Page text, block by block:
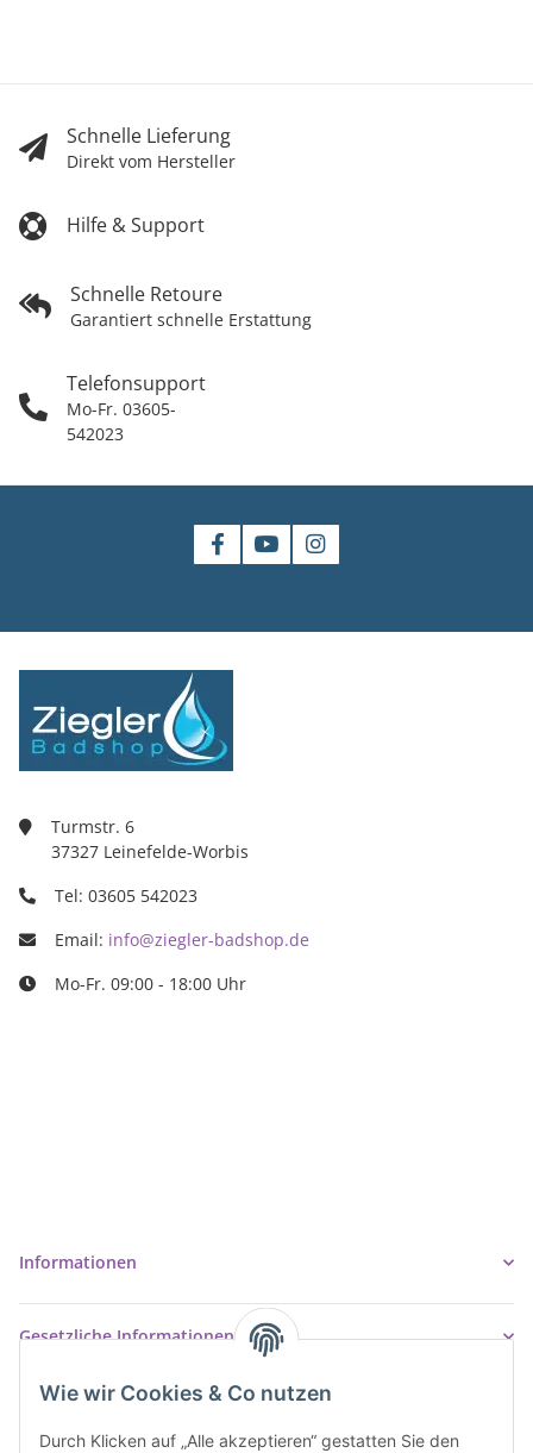
Wie wir Cookies & Co nutzen
Durch Klicken auf „Alle akzeptieren“ gestatten Sie den
Schnelle Lieferung
Direkt vom Hersteller
Hilfe & Support
Schnelle Retoure
Garantiert schnelle Erstattung
Telefonsupport
Mo-Fr. 03605-
542023
Turmstr. 6
37327 Leinefelde-Worbis
Tel: 03605 542023
Email: info@ziegler-badshop.de
Mo-Fr. 09:00 - 18:00 Uhr
Informationen
Gesetzliche Informationen